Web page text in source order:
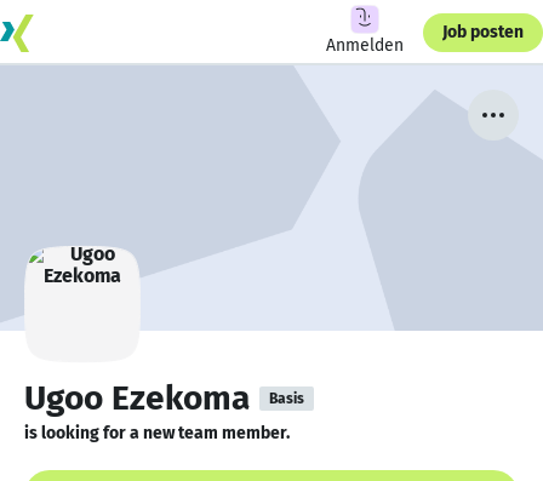
Anmelden
Job posten
Ugoo Ezekoma Basis
is looking for a new team member.